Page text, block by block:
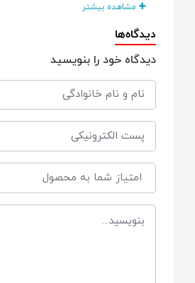
اعلان هشدار حرکت
مکالمه ی دوطرفه
قابلیت چرخش دوربین در دوزاویه
تنظیم صدا
قابلیت استفاده ی چندکاربره
بدون محدودیت برد
مشاهده بیشتر
دیدگاه‌ها
دیدگاه خود را بنویسید